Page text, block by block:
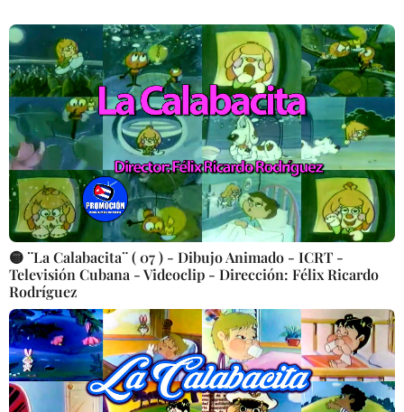
🟡 ¨La Calabacita¨ ( 07 ) - Dibujo Animado - ICRT -
Televisión Cubana - Videoclip - Dirección: Félix Ricardo
Rodríguez